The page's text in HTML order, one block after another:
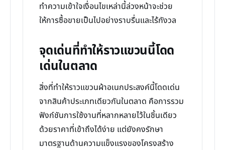
ทำความเข้าใจเงื่อนไขเหล่านี้ล่วงหน้าจะช่วย
ให้การซื้อขายเป็นไปอย่างราบรื่นและไร้กังวล
จุดเด่นที่ทำให้ราวแขวนนี้โดด
เด่นในตลาด
สิ่งที่ทำให้ราวแขวนผ้าอเนกประสงค์นี้โดดเด่น
จากสินค้าประเภทเดียวกันในตลาด คือการรวม
ฟังก์ชันการใช้งานที่หลากหลายไว้ในชิ้นเดียว
ด้วยราคาที่เข้าถึงได้ง่าย แต่ยังคงรักษา
มาตรฐานด้านความแข็งแรงของโครงสร้าง